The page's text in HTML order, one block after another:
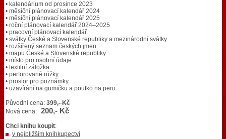
• kalendárium od prosince 2023
• měsíční plánovací kalendář 2024
• měsíční plánovací kalendář 2025
• roční plánovací kalendář 2024–2025
• pracovní plánovací kalendář
• svátky České a Slovenské republiky a mezinárodní svátky
• rozšířený seznam českých jmen
• mapu České a Slovenské republiky
• místo pro osobní údaje
• textilní záložka
• perforované růžky
• prostor pro poznámky
• uzavírání na gumičku a poutko na pero.
Původní cena: 399,- Kč
Nová cena: 200,- Kč
Chci knihu koupit:
v nejbližším knihkupectví